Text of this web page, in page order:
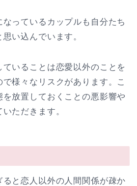
なっているカップルも自分たち
い込んでいます。
ていることは恋愛以外のことを
様々なリスクがあります。こ
を放置しておくことの悪影響や
ただきます。
と恋人以外の人間関係が疎か